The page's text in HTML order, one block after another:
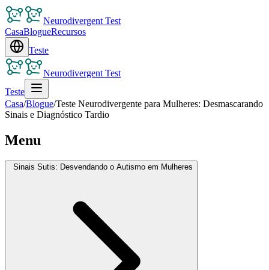
Neurodivergent Test
CasaBlogueRecursos
Teste
Neurodivergent Test
Teste
Casa/Blogue/Teste Neurodivergente para Mulheres: Desmascarando
Sinais e Diagnóstico Tardio
Menu
Sinais Sutis: Desvendando o Autismo em Mulheres